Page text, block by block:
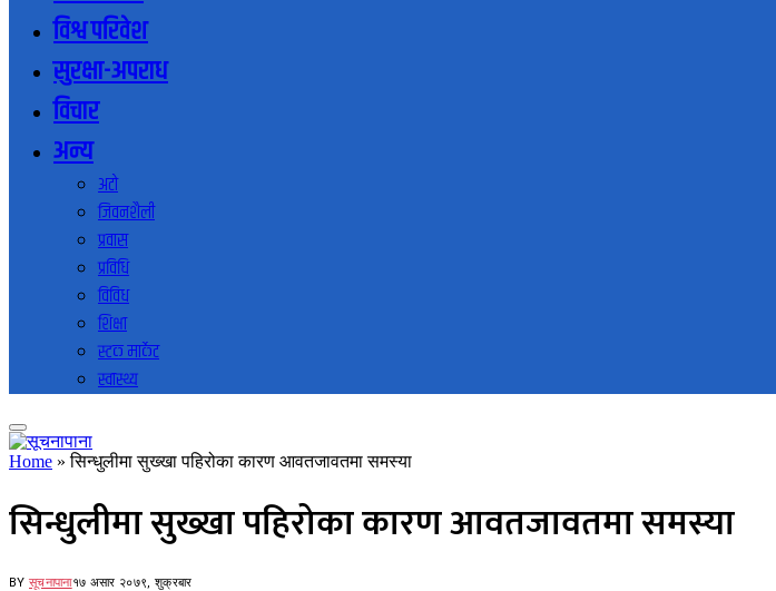
विश्व परिवेश
सुरक्षा-अपराध
विचार
अन्य
अटो
जिवनशैली
प्रवास
प्रविधि
विविध
शिक्षा
स्टक मार्केट
स्वास्थ्य
Home »सिन्धुलीमा सुख्खा पहिरोका कारण आवतजावतमा समस्या
सिन्धुलीमा सुख्खा पहिरोका कारण आवतजावतमा समस्या
BY सूचनापाना१७ असार २०७९, शुक्रबार